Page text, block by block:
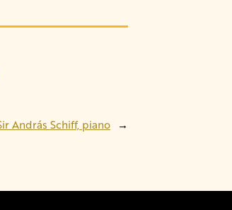
András Schiff, piano →